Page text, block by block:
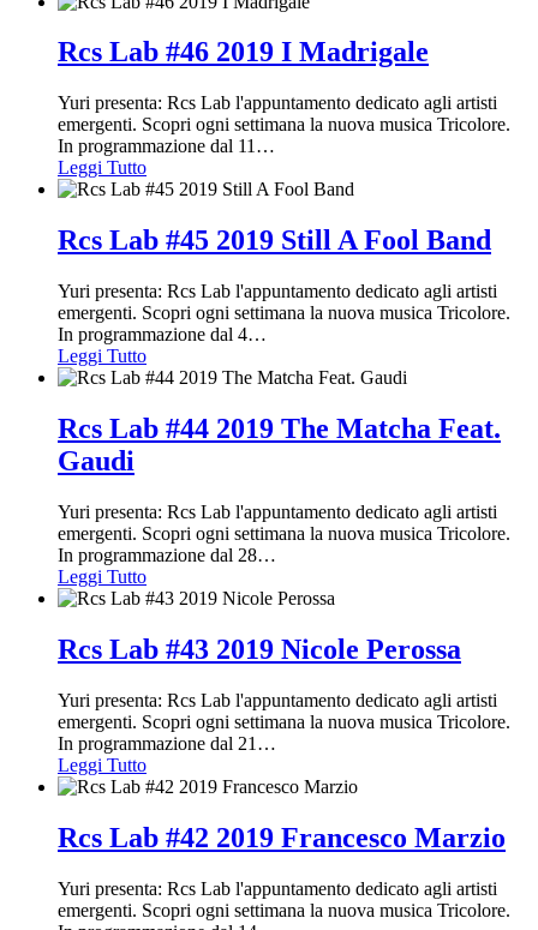
Rcs Lab #46 2019 I Madrigale
Yuri presenta: Rcs Lab l'appuntamento dedicato agli artisti
emergenti. Scopri ogni settimana la nuova musica Tricolore.
In programmazione dal 11 …
Leggi Tutto
Rcs Lab #45 2019 Still A Fool Band
Yuri presenta: Rcs Lab l'appuntamento dedicato agli artisti
emergenti. Scopri ogni settimana la nuova musica Tricolore.
In programmazione dal 4…
Leggi Tutto
Rcs Lab #44 2019 The Matcha Feat.
Gaudi
Yuri presenta: Rcs Lab l'appuntamento dedicato agli artisti
emergenti. Scopri ogni settimana la nuova musica Tricolore.
In programmazione dal 28…
Leggi Tutto
Rcs Lab #43 2019 Nicole Perossa
Yuri presenta: Rcs Lab l'appuntamento dedicato agli artisti
emergenti. Scopri ogni settimana la nuova musica Tricolore.
In programmazione dal 21 …
Leggi Tutto
Rcs Lab #42 2019 Francesco Marzio
Yuri presenta: Rcs Lab l'appuntamento dedicato agli artisti
emergenti. Scopri ogni settimana la nuova musica Tricolore.